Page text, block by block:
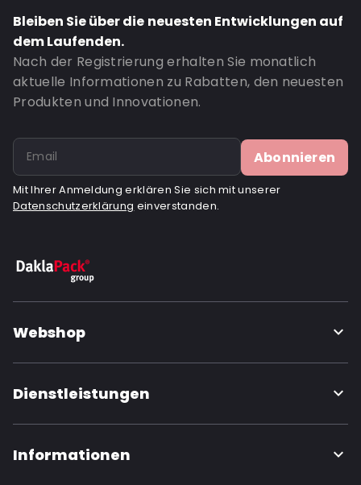
Bleiben Sie über die neuesten Entwicklungen auf
dem Laufenden.
Nach der Registrierung erhalten Sie monatlich
aktuelle Informationen zu Rabatten, den neuesten
Produkten und Innovationen.
Abonnieren
Mit Ihrer Anmeldung erklären Sie sich mit unserer
Datenschutzerklärung einverstanden.
Webshop
Dienstleistungen
Informationen